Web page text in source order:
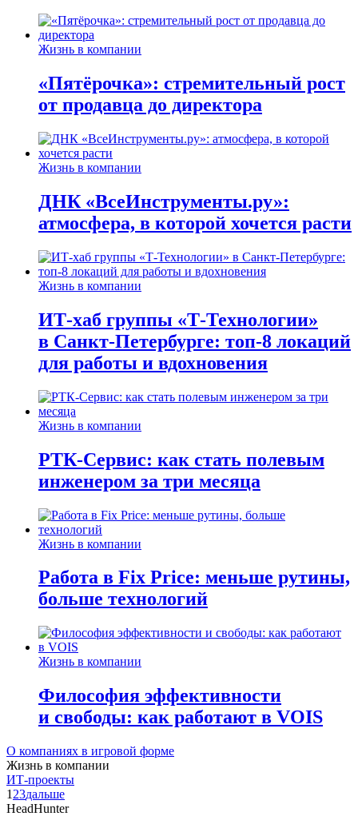
Жизнь в компании
«Пятёрочка»: стремительный рост
от продавца до директора
Жизнь в компании
ДНК «ВсеИнструменты.ру»:
атмосфера, в которой хочется расти
Жизнь в компании
ИТ-хаб группы «Т-Технологии»
в Санкт-Петербурге: топ-8 локаций
для работы и вдохновения
Жизнь в компании
РТК-Сервис: как стать полевым
инженером за три месяца
Жизнь в компании
Работа в Fix Price: меньше рутины,
больше технологий
Жизнь в компании
Философия эффективности
и свободы: как работают в VOIS
О компаниях в игровой форме
Жизнь в компании
ИТ-проекты
1 23дальше
HeadHunter